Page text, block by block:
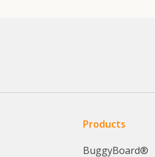
Products
BuggyBoard®